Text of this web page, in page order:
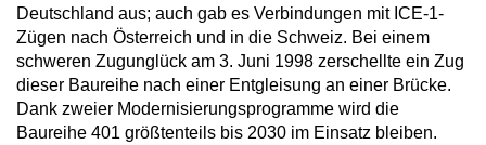
Deutschland aus; auch gab es Verbindungen mit ICE-1-
Zügen nach Österreich und in die Schweiz. Bei einem
schweren Zugunglück am 3. Juni 1998 zerschellte ein Zug
dieser Baureihe nach einer Entgleisung an einer Brücke.
Dank zweier Modernisierungsprogramme wird die
Baureihe 401 größtenteils bis 2030 im Einsatz bleiben.